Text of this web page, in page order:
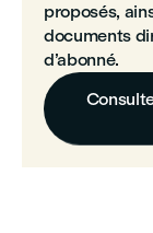
proposés,
documents
d’abonné.